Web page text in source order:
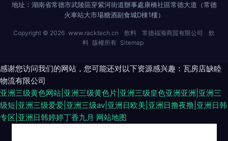
地址：湖南省常德市武陵區穿紫河街道辦事處康橋社區常德大道（常德
火車站大市場糖酒副食城D棟1樓）
Copyright © 2026 www.racktech.cn 飲料 常德福海商貿有限公司
飲
料 版權所有 Sitemap
感谢您访问我们的网站，您可能还对以下资源感兴趣：瓦房店缺睦
物流有限公司
亚洲三级黄色网站|亚洲三级黄色片|亚洲三级皇色亚洲亚洲|亚洲三
级短|亚洲三级爱爱|亚洲三级av|亚洲日欧美|亚洲日撸夜撸|亚洲日韩
专区|亚洲日韩婷婷丁香九月 网站地图